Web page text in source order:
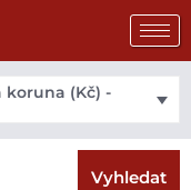
koruna (Kč) -
Vyhledat